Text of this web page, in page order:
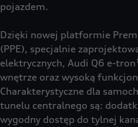
pojazdem.
Dzięki nowej platformie
(PPE), specjalnie
elektrycznych, Audi Q6 e-tron1
wnętrze oraz wysoką
Charakterystyczne dla
tunelu centralnego są:
wygodny dostęp do tylnej